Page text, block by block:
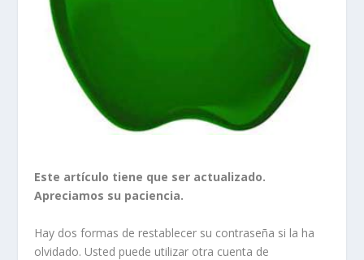
Este artículo tiene que ser actualizado.
Apreciamos su paciencia.
Hay dos formas de restablecer su contraseña si la ha
olvidado. Usted puede utilizar otra cuenta de